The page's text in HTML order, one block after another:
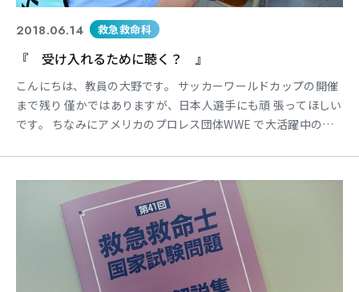
2018.06.14 救急救命科
『 受け入れるために聴く？ 』
こんにちは、教員の大野です。 サッカーワールドカップの開催
まで残り 僅かではありますが、日本人選手にも頑 張ってほしい
です。 ちなみにアメリカのプロレス団体WWE で大活躍中の日
＊ プロレス大好き教員です！！ 本校の学生さんたちも頑張って
いますが 1～2年生に共通することとして「聴く」 ことの重要
性についてイロイロな視点で 伝えています。
東海医療工学
専門学校
東海医療工学
専門学校
東海医療工学
専門学校
東海医療工学
専門学校